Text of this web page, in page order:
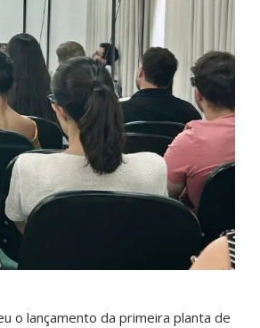
o lançamento da primeira planta de